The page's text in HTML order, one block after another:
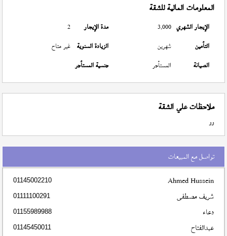
المعلومات المالية للشقة
الإيجار الشهري 3,000 مدة الإيجار
2
التأمين
شهرين الزيادة السنوية غير متاح
الصيانة
المستأجر جنسية المستأجر
ملاحظات علي الشقة
وو
تواصل مع المبيعات
Ahmed Hussein
01145002210
شريف مصطفى 01111100291
دعاء 01155989988
عبدالفتاح 01145450011